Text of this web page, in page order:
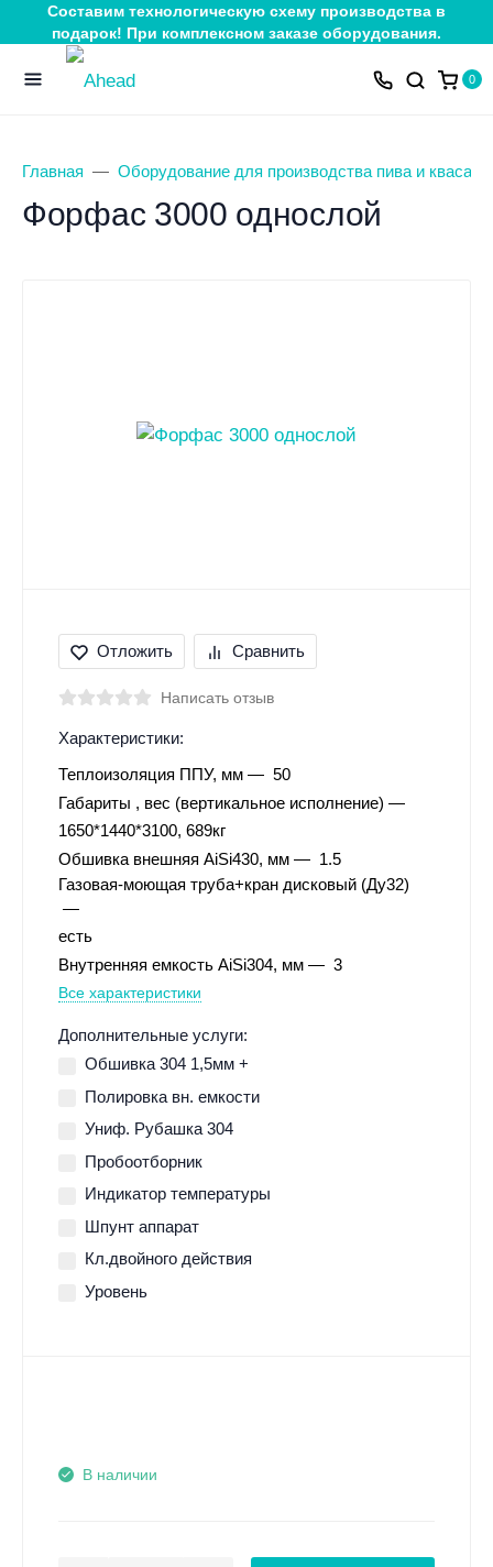
Составим технологическую схему производства в
подарок! При комплексном заказе оборудования.
0
Главная Оборудование для производства пива и кваса
Форфас 3000 однослой
Отложить Сравнить
Написать отзыв
Характеристики:
Теплоизоляция ППУ, мм
50
Габариты , вес (вертикальное исполнение)
1650*1440*3100, 689кг
Обшивка внешняя AiSi430, мм
1.5
Газовая-моющая труба+кран дисковый (Ду32)
есть
Внутренняя емкость AiSi304, мм
3
Все характеристики
Дополнительные услуги:
Обшивка 304 1,5мм +
Полировка вн. емкости
Униф. Рубашка 304
Пробоотборник
Индикатор температуры
Шпунт аппарат
Кл.двойного действия
Уровень
В наличии